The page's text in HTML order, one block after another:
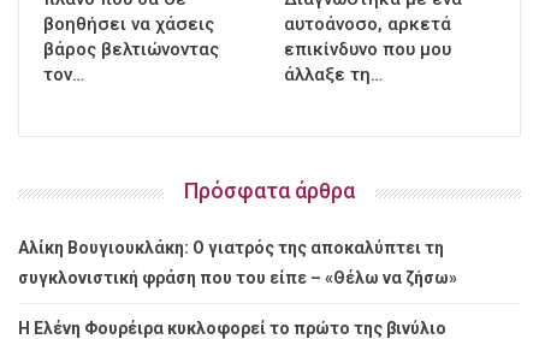
βοηθήσει να χάσεις
βάρος βελτιώνοντας
τον…
αυτοάνοσο, αρκετά
επικίνδυνο που μου
άλλαξε τη…
Πρόσφατα άρθρα
Αλίκη Βουγιουκλάκη: Ο γιατρός της αποκαλύπτει τη
συγκλονιστική φράση που του είπε – «Θέλω να ζήσω»
Η Ελένη Φουρέιρα κυκλοφορεί το πρώτο της βινύλιο